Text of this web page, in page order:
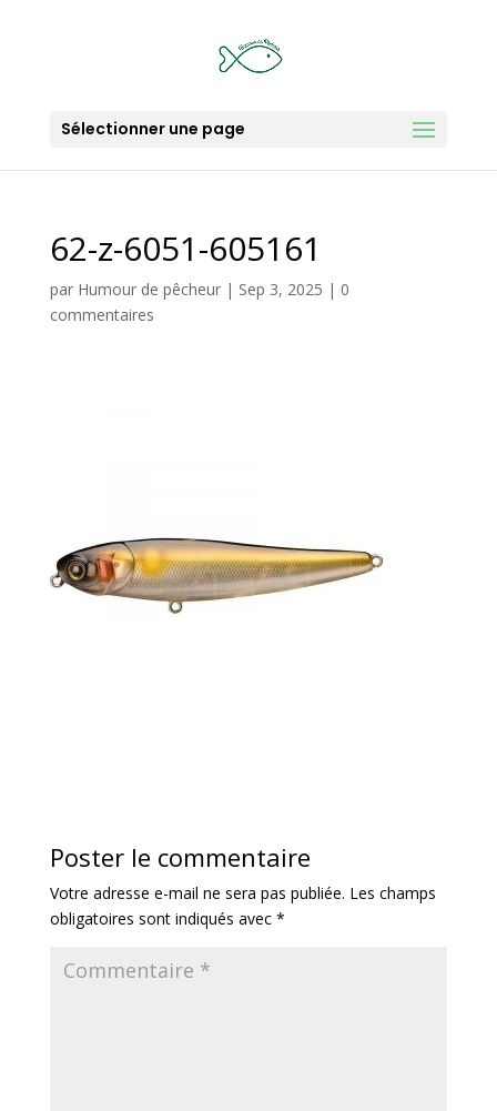
Sélectionner une page
62-z-6051-605161
par Humour de pêcheur| Sep 3, 2025 | 0
commentaires
Poster le commentaire
Votre adresse e-mail ne sera pas publiée. Les champs
obligatoires sont indiqués avec *